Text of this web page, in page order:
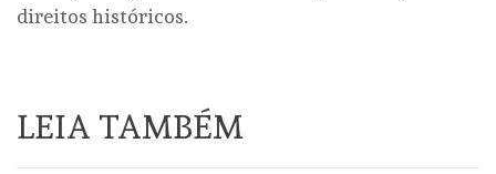
direitos históricos.
LEIA TAMBÉM